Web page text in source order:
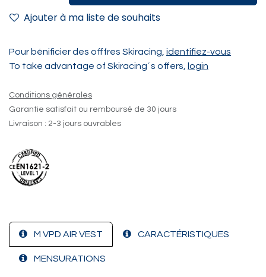
Ajouter à ma liste de souhaits
Pour bénificier des offfres Skiracing, identifiez-vous
To take advantage of Skiracing´s offers,
login
Conditions générales
Garantie satisfait ou remboursé de 30 jours
Livraison : 2-3 jours ouvrables
M VPD AIR VEST CARACTÉRISTIQUES
MENSURATIONS